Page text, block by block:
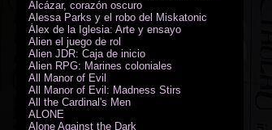
Alcázar, corazón oscuro
Alessa Parks y el robo del Miskatonic
Álex de la Iglesia: Arte y ensayo
Alien el juego de rol
Alien JDR: Caja de inicio
Alien RPG: Marines coloniales
All Manor of Evil
All Manor of Evil: Madness Stirs
All the Cardinal's Men
ALONE
Alone Against the Dark